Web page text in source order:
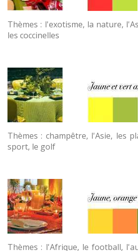
Thèmes : l'exotisme, la nature,
les coccinelles
Thèmes : champêtre, l'Asie, les
sport, le golf
Thèmes : l'Afrique, le football,